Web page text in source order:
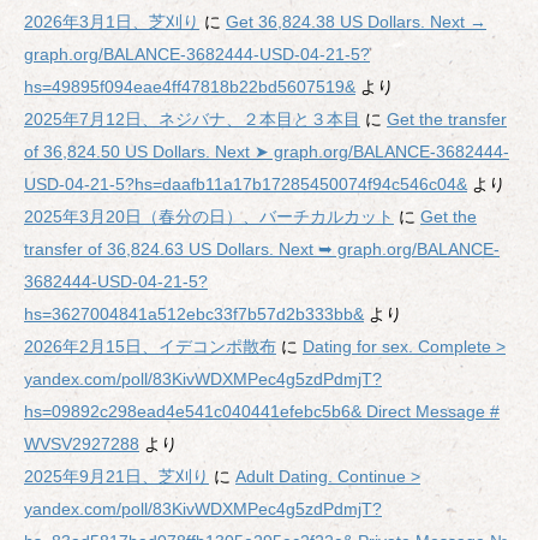
2026年3月1日、芝刈り に Get 36,824.38 US Dollars. Next →
graph.org/BALANCE-3682444-USD-04-21-5?
hs=49895f094eae4ff47818b22bd5607519& より
2025年7月12日、ネジバナ、２本目と３本目 に Get the transfer
of 36,824.50 US Dollars. Next ➤ graph.org/BALANCE-3682444-
USD-04-21-5?hs=daafb11a17b17285450074f94c546c04& より
2025年3月20日（春分の日）、バーチカルカット に Get the
transfer of 36,824.63 US Dollars. Next ➥ graph.org/BALANCE-
3682444-USD-04-21-5?
hs=3627004841a512ebc33f7b57d2b333bb& より
2026年2月15日、イデコンポ散布 に Dating for sex. Complete >
yandex.com/poll/83KivWDXMPec4g5zdPdmjT?
hs=09892c298ead4e541c040441efebc5b6& Direct Message #
WVSV2927288 より
2025年9月21日、芝刈り に Adult Dating. Continue >
yandex.com/poll/83KivWDXMPec4g5zdPdmjT?